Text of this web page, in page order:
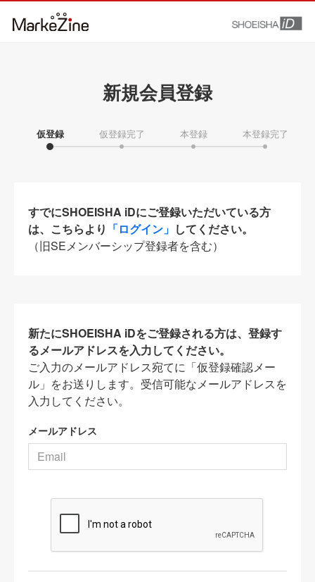
新規会員登録
仮登録 仮登録完了 本登録 本登録完了
すでにSHOEISHA iDにご登録いただいている方
は、こちらより 「ログイン」 してください。
（旧SEメンバーシップ登録者を含む）
新たにSHOEISHA iDをご登録される方は、登録す
るメールアドレスを入力してください。
ご入力のメールアドレス宛てに「仮登録確認メー
ル」をお送りします。受信可能なメールアドレスを
入力してください。
メールアドレス